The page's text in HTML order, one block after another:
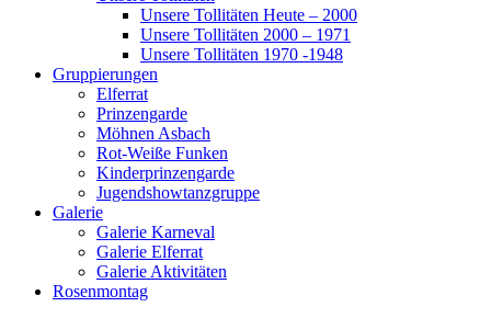
Unsere Tollitäten Heute – 2000
Unsere Tollitäten 2000 – 1971
Unsere Tollitäten 1970 -1948
Gruppierungen
Elferrat
Prinzengarde
Möhnen Asbach
Rot-Weiße Funken
Kinderprinzengarde
Jugendshowtanzgruppe
Galerie
Galerie Karneval
Galerie Elferrat
Galerie Aktivitäten
Rosenmontag